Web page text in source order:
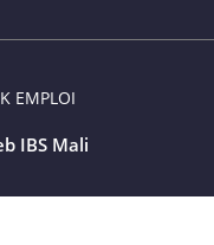
EMPLOI
IBS Mali